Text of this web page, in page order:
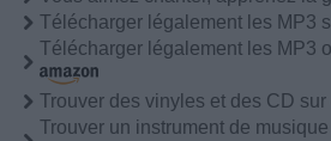
Télécharger légalement les MP3
Télécharger légalement les MP3
Trouver des vinyles et des CD sur
Trouver un instrument de